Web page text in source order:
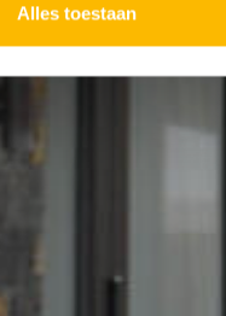
Alles toestaan